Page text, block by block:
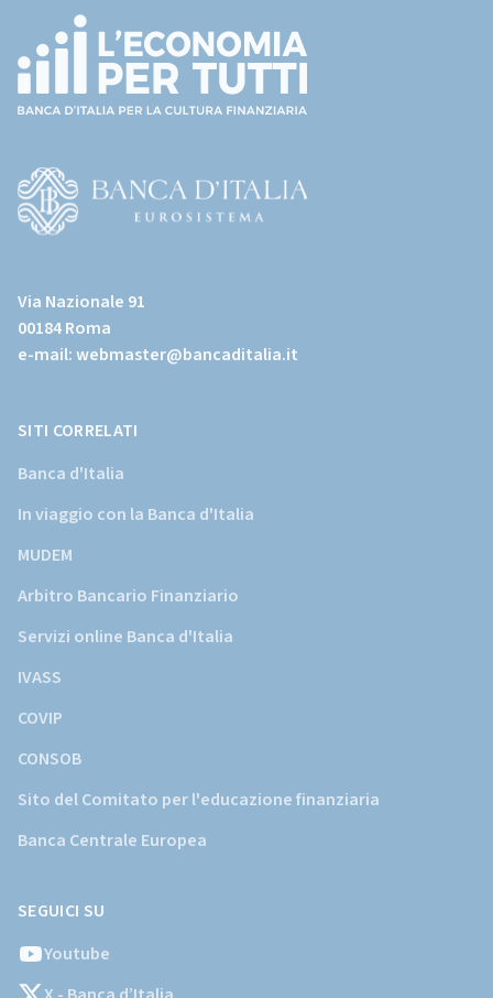
page)
sito
istituzionale
della
Via Nazionale 91
00184 Roma
e-mail:webmaster@bancaditalia.it
SITI CORRELATI
Banca d'Italia
In viaggio con la Banca d'Italia
MUDEM
Arbitro Bancario Finanziario
Servizi online Banca d'Italia
IVASS
COVIP
CONSOB
Sito del Comitato per l'educazione finanziaria
Banca Centrale Europea
SEGUICI SU
Youtube